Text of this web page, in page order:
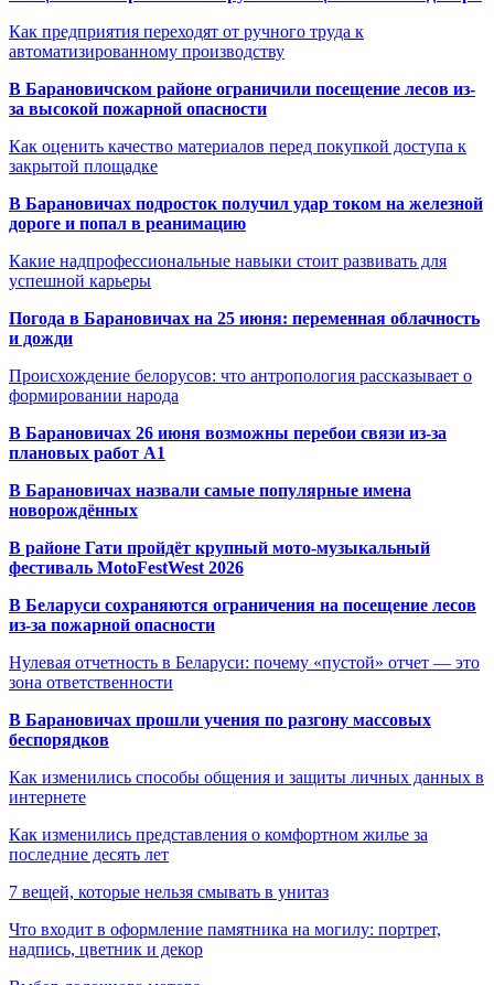
Как предприятия переходят от ручного труда к
автоматизированному производству
В Барановичском районе ограничили посещение лесов из-
за высокой пожарной опасности
Как оценить качество материалов перед покупкой доступа к
закрытой площадке
В Барановичах подросток получил удар током на железной
дороге и попал в реанимацию
Какие надпрофессиональные навыки стоит развивать для
успешной карьеры
Погода в Барановичах на 25 июня: переменная облачность
и дожди
Происхождение белорусов: что антропология рассказывает о
формировании народа
В Барановичах 26 июня возможны перебои связи из-за
плановых работ A1
В Барановичах назвали самые популярные имена
новорождённых
В районе Гати пройдёт крупный мото-музыкальный
фестиваль MotoFestWest 2026
В Беларуси сохраняются ограничения на посещение лесов
из-за пожарной опасности
Нулевая отчетность в Беларуси: почему «пустой» отчет — это
зона ответственности
В Барановичах прошли учения по разгону массовых
беспорядков
Как изменились способы общения и защиты личных данных в
интернете
Как изменились представления о комфортном жилье за
последние десять лет
7 вещей, которые нельзя смывать в унитаз
Что входит в оформление памятника на могилу: портрет,
надпись, цветник и декор